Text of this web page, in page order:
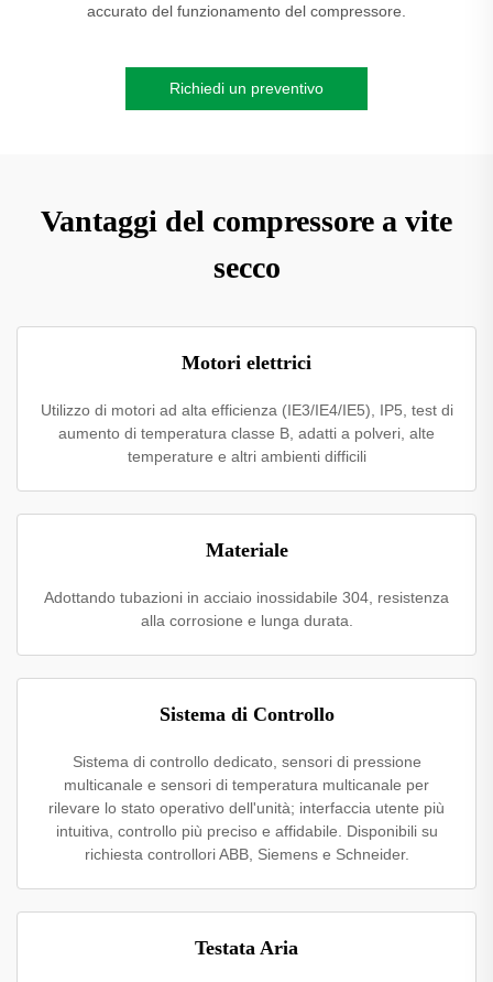
accurato del funzionamento del compressore.
Richiedi un preventivo
Vantaggi del compressore a vite
secco
Motori elettrici
Utilizzo di motori ad alta efficienza (IE3/IE4/IE5), IP5, test di
aumento di temperatura classe B, adatti a polveri, alte
temperature e altri ambienti difficili
Materiale
Adottando tubazioni in acciaio inossidabile 304, resistenza
alla corrosione e lunga durata.
Sistema di Controllo
Sistema di controllo dedicato, sensori di pressione
multicanale e sensori di temperatura multicanale per
rilevare lo stato operativo dell'unità; interfaccia utente più
intuitiva, controllo più preciso e affidabile. Disponibili su
richiesta controllori ABB, Siemens e Schneider.
Testata Aria